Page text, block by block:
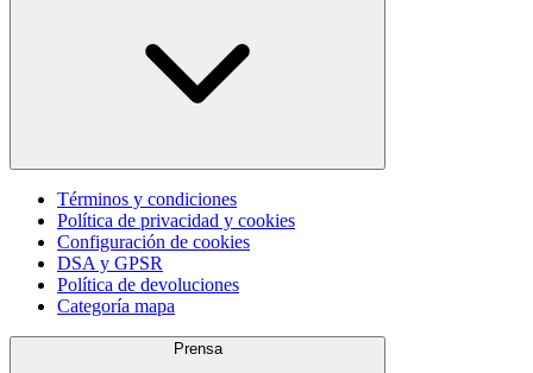
Términos y condiciones
Política de privacidad y cookies
Configuración de cookies
DSA y GPSR
Política de devoluciones
Categoría mapa
Prensa